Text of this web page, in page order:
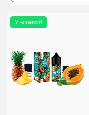
У наявності